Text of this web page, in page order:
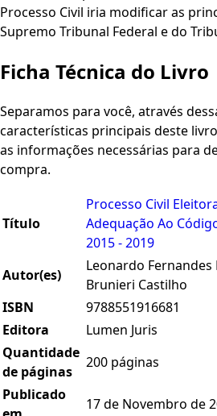
Processo Civil iria modificar as
Supremo Tribunal Federal e do
Ficha Técnica do Livro
Separamos para você, através
características principais deste
as informações necessárias para
compra.
Título
Processo Civil
Adequação Ao
2015 - 2019
Autor(es)
Leonardo
Brunieri Castilho
ISBN
9788551916681
Editora
Lumen Juris
Quantidade
de páginas
200 páginas
Publicado
17 de Novembro de